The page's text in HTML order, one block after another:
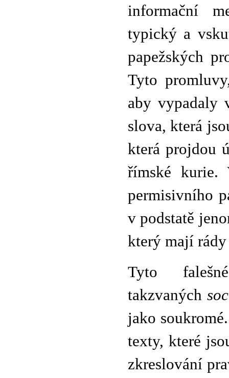
informační
typický a
papežských
Tyto
aby vypadaly
slova, která
která projdou
římské kurie.
permisivního
v podstatě
který mají
Tyto
takzvaných
jako
texty, které
zkreslování